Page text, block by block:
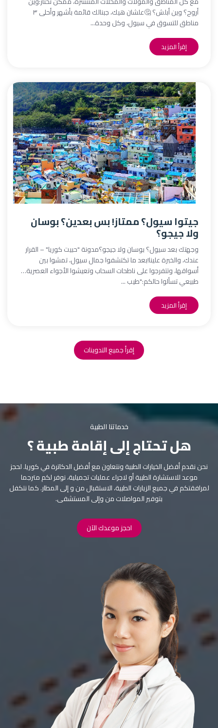
أروح؟ وين أبلش؟ 🤔علشان هيك، جبنالك قائمة بأشهر وأحلى ٣
مناطق للتسوق في سيول، وكل وحدة...
إقرأ المزيد
جيتوا سيول؟ ممتاز! بس بعدين؟ بوسان
ولا جيجو؟
وجهتك بعد سيول؟ بوسان ولا جيجو؟مدونة "حبيت كوريا" – القرار
عندك، والخبرة علينا!بعد ما تكتشفوا جمال سيول، تمشوا بين
أسواقها، وتتفرجوا على ناطحات السحاب وتعيشوا الأجواء العصرية…
طبيعي تسألوا حالكم:"طيب ...
إقرأ المزيد
إقرأ جميع التدوينات
خدماتنا الطبية
هل تحتاج إلى إقامة طبية ؟
نحن نقدم أفضل الخيارات الطبية ونتعاون مع أفضل الدكاترة في كوريا. لحجز
موعد للاستشارة الطبية أو لاجراء عمليات تجميلية، نوفر لكم مترجما
لمرافقتكم في جميع الزيارات الطبية، الاستقبال من و إلى المطار. كما نتكفل
بتوفير المواصلات من وإلى المستشفى.
احجز موعدك الآن